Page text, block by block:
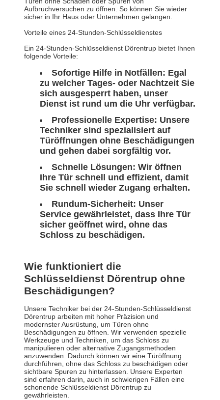
Aufbruchversuchen zu öffnen. So können Sie wieder
sicher in Ihr Haus oder Unternehmen gelangen.
Vorteile eines 24-Stunden-Schlüsseldienstes
Ein 24-Stunden-Schlüsseldienst Dörentrup bietet Ihnen
folgende Vorteile:
Sofortige Hilfe in Notfällen: Egal
zu welcher Tages- oder Nachtzeit Sie
sich ausgesperrt haben, unser
Dienst ist rund um die Uhr verfügbar.
Professionelle Expertise: Unsere
Techniker sind spezialisiert auf
Türöffnungen ohne Beschädigungen
und gehen dabei sorgfältig vor.
Schnelle Lösungen: Wir öffnen
Ihre Tür schnell und effizient, damit
Sie schnell wieder Zugang erhalten.
Rundum-Sicherheit: Unser
Service gewährleistet, dass Ihre Tür
sicher geöffnet wird, ohne das
Schloss zu beschädigen.
Wie funktioniert die
Schlüsseldienst Dörentrup ohne
Beschädigungen?
Unsere Techniker bei der 24-Stunden-Schlüsseldienst
Dörentrup arbeiten mit hoher Präzision und
modernster Ausrüstung, um Türen ohne
Beschädigungen zu öffnen. Wir verwenden spezielle
Werkzeuge und Techniken, um das Schloss zu
manipulieren oder alternative Zugangsmethoden
anzuwenden. Dadurch können wir eine Türöffnung
durchführen, ohne das Schloss zu beschädigen oder
sichtbare Spuren zu hinterlassen. Unsere Experten
sind erfahren darin, auch in schwierigen Fällen eine
schonende Schlüsseldienst Dörentrup zu
gewährleisten.